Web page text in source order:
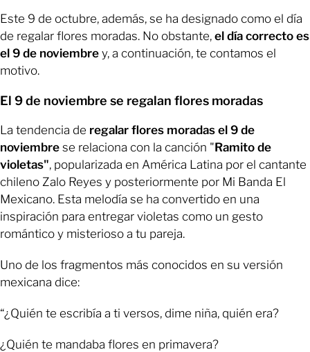
Este 9 de octubre, además, se ha designado como el día
de regalar flores moradas. No obstante, el día correcto es
el 9 de noviembre y, a continuación, te contamos el
motivo.
El 9 de noviembre se regalan flores moradas
La tendencia de regalar flores moradas el 9 de
noviembre se relaciona con la canción "Ramito de
violetas", popularizada en América Latina por el cantante
chileno Zalo Reyes y posteriormente por Mi Banda El
Mexicano. Esta melodía se ha convertido en una
inspiración para entregar violetas como un gesto
romántico y misterioso a tu pareja.
Uno de los fragmentos más conocidos en su versión
mexicana dice:
“¿Quién te escribía a ti versos, dime niña, quién era?
¿Quién te mandaba flores en primavera?